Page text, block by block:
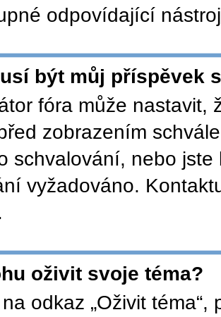
odpovídající
být můj příspěvek
fóra může nastavit,
zobrazením
schvalování, nebo
vyžadováno.
oživit svoje téma?
odkaz „Oživit